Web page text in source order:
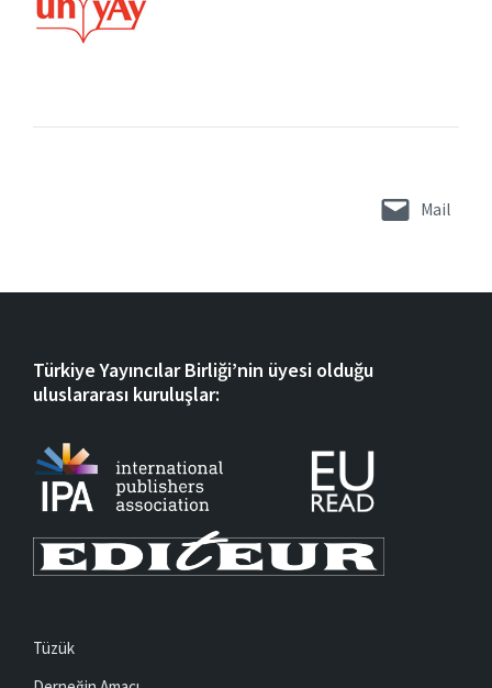
Mail
Türkiye Yayıncılar Birliği’nin üyesi olduğu
uluslararası kuruluşlar:
Tüzük